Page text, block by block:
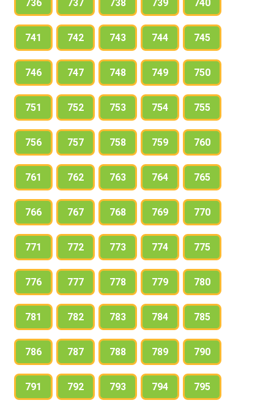
736 737 738 739 740
741 742 743 744 745
746 747 748 749 750
751 752 753 754 755
756 757 758 759 760
761 762 763 764 765
766 767 768 769 770
771 772 773 774 775
776 777 778 779 780
781 782 783 784 785
786 787 788 789 790
791 792 793 794 795